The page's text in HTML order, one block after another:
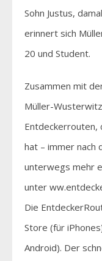
Sohn Justus,
erinnert sich
20 und Student.
Zusammen mit
Müller-
hat – immer nach
unterwegs mehr
unter
Die
Store (für
Android). Der